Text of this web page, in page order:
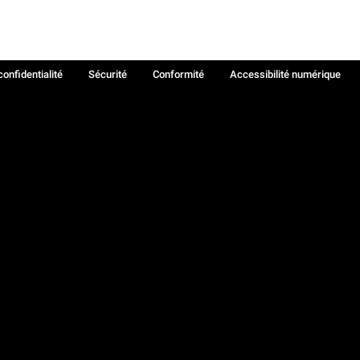
Sécurité Conformité
Accessibilité numérique